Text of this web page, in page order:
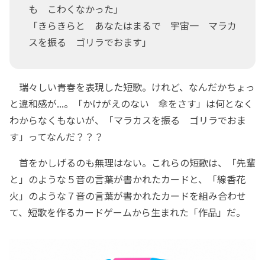
も こわくなかった」
「きらきらと あなたはまるで 宇宙一 マラカ
スを振る ゴリラでおます」
瑞々しい青春を表現した短歌。けれど、なんだかちょっ
と違和感が...。「かけがえのない 傘をさす」は何となく
わからなくもないが、「マラカスを振る ゴリラでおま
す」ってなんだ？？？
首をかしげるのも無理はない。これらの短歌は、「先輩
と」のような５音の言葉が書かれたカードと、「線香花
火」のような７音の言葉が書かれたカードを組み合わせ
て、短歌を作るカードゲームから生まれた「作品」だ。